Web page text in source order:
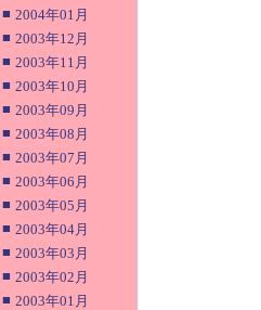
■ 2004年01月
■ 2003年12月
■ 2003年11月
■ 2003年10月
■ 2003年09月
■ 2003年08月
■ 2003年07月
■ 2003年06月
■ 2003年05月
■ 2003年04月
■ 2003年03月
■ 2003年02月
■ 2003年01月